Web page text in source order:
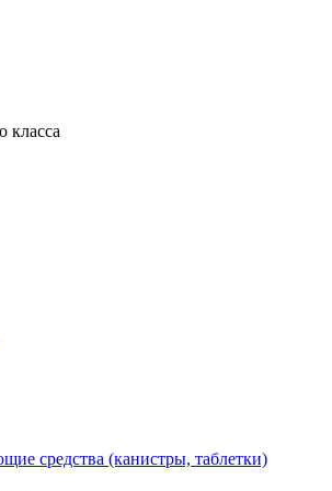
класса
средства (канистры, таблетки)